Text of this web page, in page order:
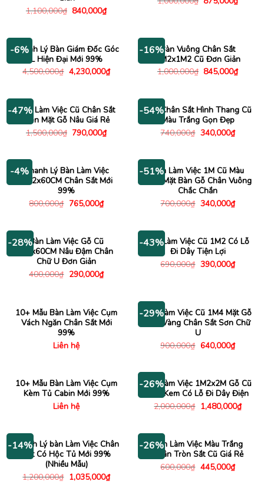
1,100,000₫ Giá
840,000₫Giá
hiện
840,000₫.
hiện
-6%
Thanh Lý Bàn Giám Đốc Góc
L Hiện Đại Mới 99%
4,500,000₫ Giá
gốc
4,230,000₫Giá
hiện
4,230,000₫.
-16%Bàn Vuông Chân Sắt
1M2x1M2 Cũ Đơn Giản
1,000,000₫ Giá
845,000₫Giá
hiện
-47%
Bàn Làm Việc Cũ Chân Sắt
Đen Mặt Gỗ Nâu Giá Rẻ
1,500,000₫ Giá
790,000₫Giá
hiện
790,000₫.
-54%
Bàn Chân Sắt Hình Thang Cũ
Màu Trắng Gọn Đẹp
740,000₫ Giá
340,000₫Giá
hiện
-4%Thanh Lý Bàn Làm Việc
1M2x60CM Chân Sắt Mới
99%
800,000₫ Giá
765,000₫Giá
hiện
765,000₫.
-51%Bàn Làm Việc 1M Cũ Màu
Xám Mặt Bàn Gỗ Chân Vuông
Chắc Chắn
700,000₫ Giá
340,000₫Giá
hiện
-28%Bàn Làm Việc Gỗ Cũ
1Mx60CM Nâu Đậm Chân
Chữ U Đơn Giản
400,000₫ Giá
290,000₫Giá
hiện
290,000₫.
-43%
Bàn Làm Việc Cũ 1M2 Có Lỗ
Đi Dây Tiện Lợi
690,000₫ Giá
390,000₫Giá
hiện
10+ Mẫu Bàn Làm Việc Cụm
Vách Ngăn Chân Sắt Mới
99%
Liên hệ
-29%
Bàn Làm Việc Cũ 1M4 Mặt Gỗ
Vân Vàng Chân Sắt Sơn Chữ
U
900,000₫ Giá
640,000₫Giá
hiện
10+ Mẫu Bàn Làm Việc Cụm
Kèm Tủ Cabin Mới 99%
Liên hệ
-26%
Bàn Làm Việc 1M2x2M Gỗ Cũ
Màu Kem Có Lỗ Đi Dây Điện
2,000,000₫ Giá
gốc
1,480,000₫Giá
hiện
-14%
Thanh Lý bàn Làm Việc Chân
Sắt Có Hộc Tủ Mới 99%
(Nhiều Mẫu)
1,200,000₫ Giá
gốc
1,035,000₫Giá
hiện
-26%Bàn Làm Việc Màu Trắng
Chân Tròn Sắt Cũ Giá Rẻ
600,000₫ Giá
445,000₫Giá
hiện